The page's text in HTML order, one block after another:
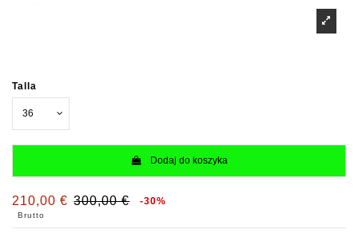
Talla
Dodaj do koszyka
210,00 € 300,00 € -30%
Brutto